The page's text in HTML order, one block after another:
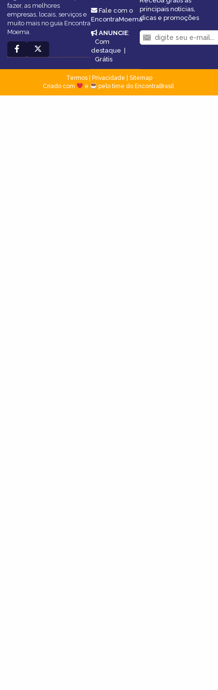
fazer, as melhores
empresas, locais, serviços e
muito mais no guia Encontra
Moema.
Fale com o
EncontraMoema
ANUNCIE:
Com
destaque |
Grátis
principais notícias,
dicas e promoções
Termos| Privacidade
Sitemap
Criado com
e pelo time do EncontraBrasil